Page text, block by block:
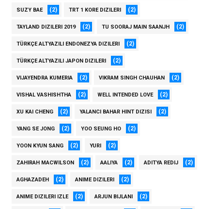
SUZY BAE (2) TRT 1 KORE DIZILERI (2)
TAYLAND DIZILERI 2019 (2) TU SOORAJ MAIN SAANJH (2)
TÜRKÇE ALTYAZILI ENDONEZYA DIZILERI (2)
TÜRKÇE ALTYAZILI JAPON DIZILERI (2)
VIJAYENDRA KUMERIA (2) VIKRAM SINGH CHAUHAN (2)
VISHAL VASHISHTHA (2) WELL INTENDED LOVE (2)
XU KAI CHENG (2) YALANCI BAHAR HINT DIZISI (2)
YANG SE JONG (2) YOO SEUNG HO (2)
YOON KYUN SANG (2) YURI (2)
ZAHIRAH MACWILSON (2) AALIYA (2) ADITYA REDIJ (2)
AGHAZADEH (2) ANIME DIZILERI (2)
ANIME DIZILERI IZLE (2) ARJUN BIJLANI (2)